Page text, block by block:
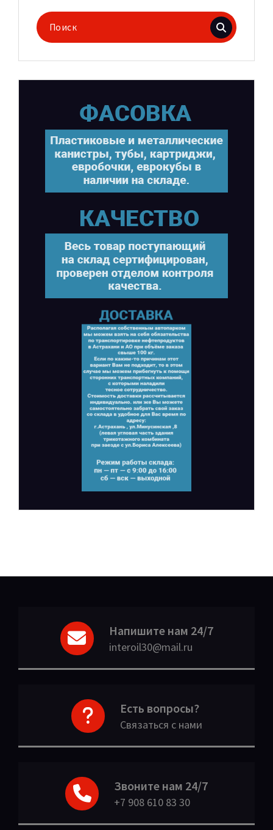
Поиск
для:
Напишите нам 24/7
interoil30@mail.ru
Есть вопросы?
Связаться с нами
Звоните нам 24/7
+7 908 610 83 30